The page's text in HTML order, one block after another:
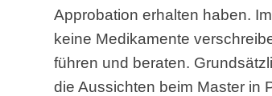
Approbation erhalten haben.
keine Medikamente
führen und beraten.
die Aussichten beim Master in